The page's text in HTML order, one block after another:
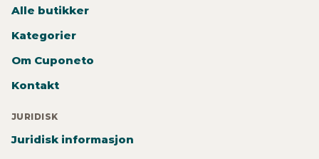
Alle butikker
Kategorier
Om Cuponeto
Kontakt
JURIDISK
Juridisk informasjon